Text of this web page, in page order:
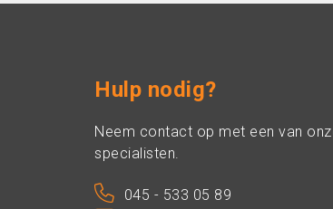
Hulp nodig?
Neem contact op met een van
specialisten.
045 - 533 05 89